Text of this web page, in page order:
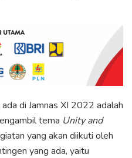
di Jamnas XI 2022 adalah
tema Unity and
yang akan diikuti oleh
yang ada, yaitu